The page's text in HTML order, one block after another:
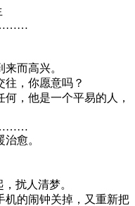
而高兴。
往，你愿意吗？
，他是一个平易的人，
愈。
扰人清梦。
机的闹钟关掉，又重新把